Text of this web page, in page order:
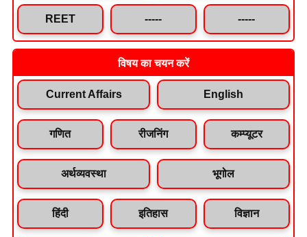
REET ----- -----
विषय का चयन करें
Current Affairs English
गणित रीजनिंग कम्प्यूटर
अर्थव्यवस्था भूगोल
हिंदी इतिहास विज्ञान